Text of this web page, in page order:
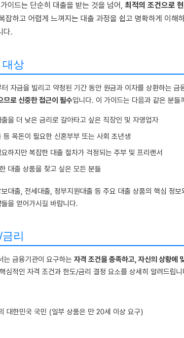
이드는 단순히 대출을 받는 것을 넘어, 최적의 조건으로
잡하고 어렵게 느껴지는 대출 과정을 쉽고 명확하게 이해
다.
대상
자금을 빌리고 약정된 기간 동안 원금과 이자를 상환하는 금
므로 신중한 접근이 필수입니다. 이 가이드는 다음과 같은 분들
을 더 낮은 금리로 갈아타고 싶은 직장인 및 자영업자
등 목돈이 필요한 신혼부부 또는 사회 초년생
하지만 복잡한 대출 절차가 걱정되는 주부 및 프리랜서
대출 상품을 찾고 싶은 모든 분들
대출, 전세대출, 정부지원대출 등 주요 대출 상품의 핵심 정보
을 얻어가시길 바랍니다.
리
는 금융기관이 요구하는 자격 조건을 충족하고, 자신의 상황에
심적인 자격 조건과 한도/금리 결정 요소를 상세히 알려드립니
대한민국 국민 (일부 상품은 만 20세 이상 요구)